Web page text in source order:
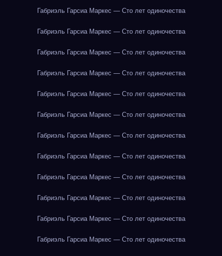
Габриэль Гарсиа Маркес — Сто лет одиночества
Габриэль Гарсиа Маркес — Сто лет одиночества
Габриэль Гарсиа Маркес — Сто лет одиночества
Габриэль Гарсиа Маркес — Сто лет одиночества
Габриэль Гарсиа Маркес — Сто лет одиночества
Габриэль Гарсиа Маркес — Сто лет одиночества
Габриэль Гарсиа Маркес — Сто лет одиночества
Габриэль Гарсиа Маркес — Сто лет одиночества
Габриэль Гарсиа Маркес — Сто лет одиночества
Габриэль Гарсиа Маркес — Сто лет одиночества
Габриэль Гарсиа Маркес — Сто лет одиночества
Габриэль Гарсиа Маркес — Сто лет одиночества